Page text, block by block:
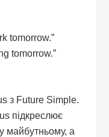
tomorrow.”
tomorrow.”
з Future Simple.
підкреслює
майбутньому, а